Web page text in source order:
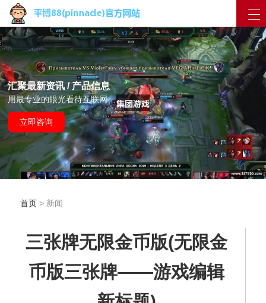
汇聚最新资讯 / 产品信息
用最专业的眼光看待互联网
立即咨询
首页> 新闻
三张牌无限金币版(无限金
币版三张牌——游戏编辑